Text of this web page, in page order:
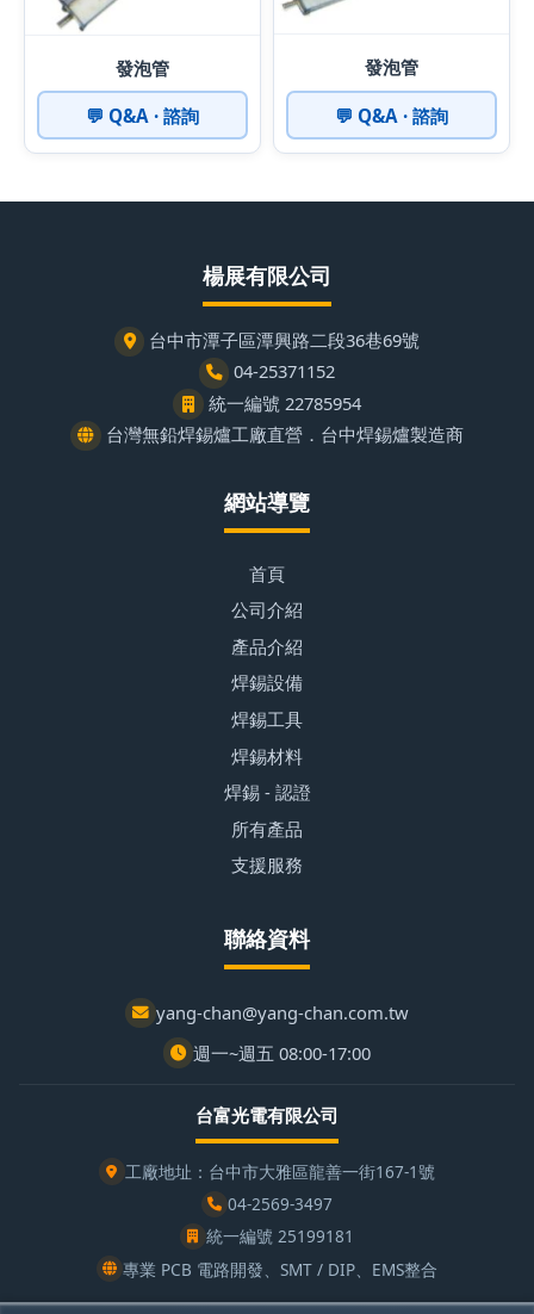
發泡管
💬 Q&A · 諮詢
發泡管
💬 Q&A · 諮詢
楊展有限公司
台中市潭子區潭興路二段36巷69號
04-25371152
統一編號 22785954
台灣無鉛焊錫爐工廠直營．台中焊錫爐製造商
網站導覽
首頁
公司介紹
產品介紹
焊錫設備
焊錫工具
焊錫材料
焊錫 - 認證
所有產品
支援服務
聯絡資料
yang-chan@yang-chan.com.tw
週一~週五 08:00-17:00
台富光電有限公司
工廠地址：台中市大雅區龍善一街167-1號
04-2569-3497
統一編號 25199181
專業 PCB 電路開發、SMT / DIP、EMS整合